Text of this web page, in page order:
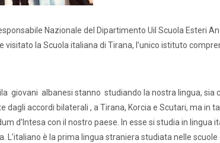
Nazionale del Dipartimento Uil Scuola Esteri
la Scuola italiana di Tirana, l’unico istituto
giovani albanesi stanno studiando la nostra lingua, sia
accordi bilaterali , a Tirana, Korcia e Scutari, ma in
d’Intesa con il nostro paese. In esse si studia in lingua
L’italiano è la prima lingua straniera studiata nelle